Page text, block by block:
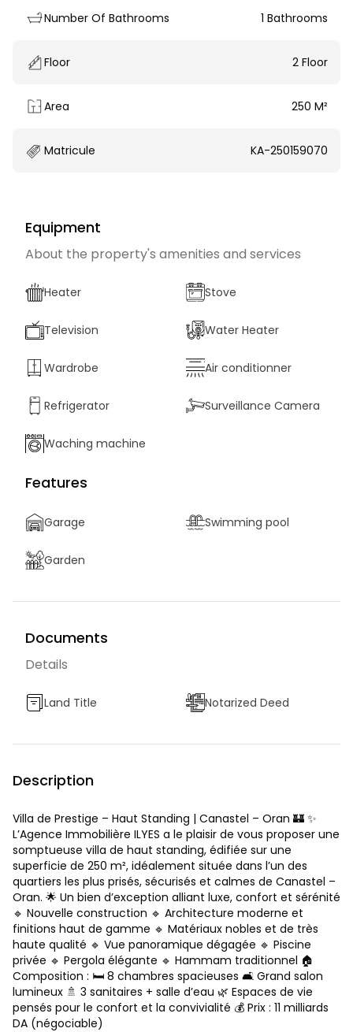
Number Of Bathrooms 1 Bathrooms
Floor 2 Floor
Area 250 M²
Matricule KA-250159070
Equipment
About the property's amenities and services
Heater Stove
Television Water Heater
Wardrobe Air conditionner
Refrigerator Surveillance Camera
Waching machine
Features
Garage Swimming pool
Garden
Documents
Details
Land Title Notarized Deed
Description
Villa de Prestige – Haut Standing | Canastel – Oran 🏰 ✨
L’Agence Immobilière ILYES a le plaisir de vous proposer une
somptueuse villa de haut standing, édifiée sur une
superficie de 250 m², idéalement située dans l’un des
quartiers les plus prisés, sécurisés et calmes de Canastel –
Oran. 🌟 Un bien d’exception alliant luxe, confort et sérénité
🔹 Nouvelle construction 🔹 Architecture moderne et
finitions haut de gamme 🔹 Matériaux nobles et de très
haute qualité 🔹 Vue panoramique dégagée 🔹 Piscine
privée 🔹 Pergola élégante 🔹 Hammam traditionnel 🏠
Composition : 🛏️ 8 chambres spacieuses 🛋️ Grand salon
lumineux 🚿 3 sanitaires + salle d’eau 🌿 Espaces de vie
pensés pour le confort et la convivialité 💰 Prix : 11 milliards
DA (négociable)